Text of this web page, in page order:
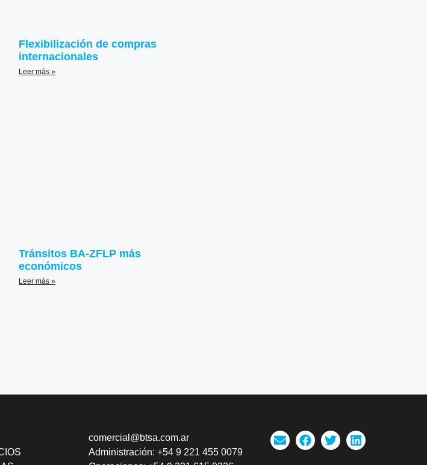
Flexibilización de compras
internacionales
Leer más »
Tránsitos BA-ZFLP más
económicos
Leer más »
comercial@btsa.com.ar
Administración: +54 9 221 455 0079